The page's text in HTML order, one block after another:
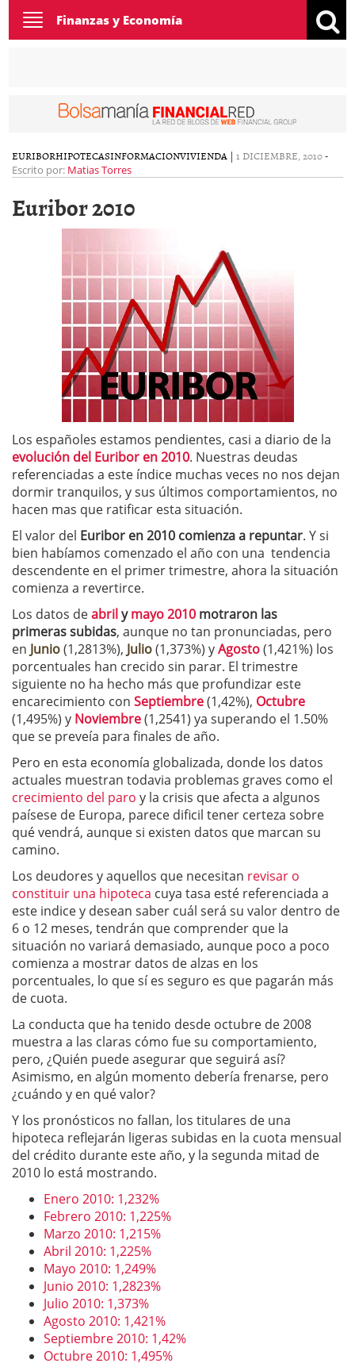
Toggle
navigation
Finanzas y Economía
EURIBORHIPOTECASINFORMACIONVIVIENDA | 1 DICIEMBRE, 2010-
Escrito por: Matias Torres
Euribor 2010
Los españoles estamos pendientes, casi a diario de la
evolución del Euribor en 2010. Nuestras deudas
referenciadas a este índice muchas veces no nos dejan
dormir tranquilos, y sus últimos comportamientos, no
hacen mas que ratificar esta situación.
El valor del Euribor en 2010 comienza a repuntar. Y si
bien habíamos comenzado el año con una tendencia
descendente en el primer trimestre, ahora la situación
comienza a revertirce.
Los datos deabrilymayo 2010 motraron las
primeras subidas, aunque no tan pronunciadas, pero
en Junio(1,2813%), Julio(1,373%) yAgosto(1,421%) los
porcentuales han crecido sin parar. El trimestre
siguiente no ha hecho más que profundizar este
encarecimiento con Septiembre(1,42%), Octubre
(1,495%) y Noviembre(1,2541) ya superando el 1.50%
que se preveía para finales de año.
Pero en esta economía globalizada, donde los datos
actuales muestran todavia problemas graves como el
crecimiento del paro y la crisis que afecta a algunos
paísese de Europa, parece dificil tener certeza sobre
qué vendrá, aunque si existen datos que marcan su
camino.
Los deudores y aquellos que necesitan revisar o
constituir una hipoteca cuya tasa esté referenciada a
este indice y desean saber cuál será su valor dentro de
6 o 12 meses, tendrán que comprender que la
situación no variará demasiado, aunque poco a poco
comienza a mostrar datos de alzas en los
porcentuales, lo que sí es seguro es que pagarán más
de cuota.
La conducta que ha tenido desde octubre de 2008
muestra a las claras cómo fue su comportamiento,
pero, ¿Quién puede asegurar que seguirá así?
Asimismo, en algún momento debería frenarse, pero
¿cuándo y en qué valor?
Y los pronósticos no fallan, los titulares de una
hipoteca reflejarán ligeras subidas en la cuota mensual
del crédito durante este año, y la segunda mitad de
2010 lo está mostrando.
Enero 2010: 1,232%
Febrero 2010: 1,225%
Marzo 2010: 1,215%
Abril 2010: 1,225%
Mayo 2010: 1,249%
Junio 2010: 1,2823%
Julio 2010: 1,373%
Agosto 2010: 1,421%
Septiembre 2010: 1,42%
Octubre 2010: 1,495%